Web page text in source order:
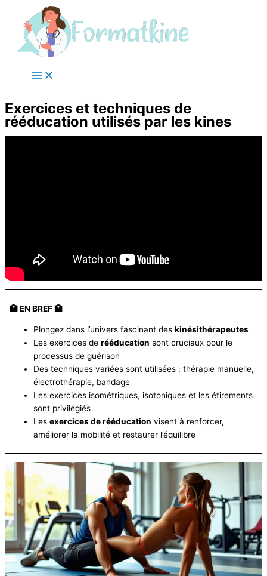
contenu
Exercices et techniques de
rééducation utilisés par les kines
🏥 EN BREF 🏥
Plongez dans l’univers fascinant des kinésithérapeutes
Les exercices de rééducation sont cruciaux pour le
processus de guérison
Des techniques variées sont utilisées : thérapie manuelle,
électrothérapie, bandage
Les exercices isométriques, isotoniques et les étirements
sont privilégiés
Les exercices de rééducation visent à renforcer,
améliorer la mobilité et restaurer l’équilibre